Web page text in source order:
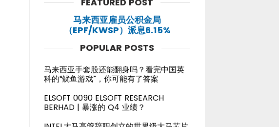
马来西亚雇员公积金局
（EPF/KWSP）派息6.15%
POPULAR POSTS
马来西亚手套股还能翻身吗？看完中国英
科的“鱿鱼游戏”，你可能有了答案
ELSOFT 0090 ELSOFT RESEARCH
BERHAD | 暴涨的 Q4 业绩？